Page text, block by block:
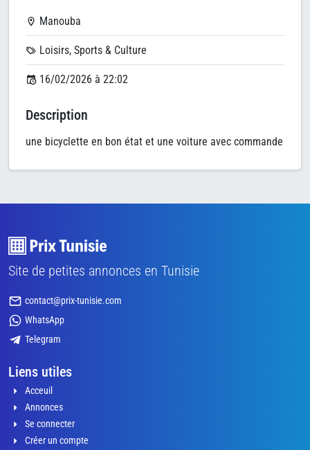
Manouba
Loisirs, Sports & Culture
16/02/2026 à 22:02
Description
une bicyclette en bon état et une voiture avec commande
Site de petites annonces en Tunisie
contact@prix-tunisie.com
WhatsApp
Telegram
Liens utiles
Acceuil
Annonces
Se connecter
Créer un compte